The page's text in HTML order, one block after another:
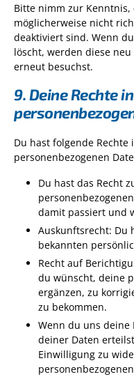
Bitte nimm zur Kenntnis,
möglicherweise nicht
deaktiviert sind. Wenn
löscht, werden diese
erneut besuchst.
9. Deine Rechte
Du hast folgende Rechte
personenbezogenen
Du hast das Recht
damit passiert und
Auskunftsrecht: Du
bekannten
Recht auf
du wünscht, deine
ergänzen, zu
zu bekommen.
Wenn du uns
deiner Daten
Einwilligung zu